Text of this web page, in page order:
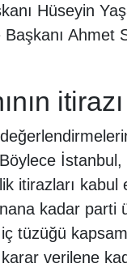
Hüseyin
Ahmet
itirazları kabul
kadar parti
tüzüğü
verilene